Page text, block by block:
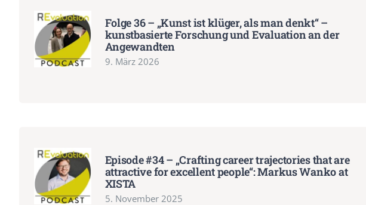
Folge 36 – „Kunst ist klüger, als man denkt“ –
kunstbasierte Forschung und Evaluation an der
Angewandten
9. März 2026
Episode #34 – „Crafting career trajectories that are
attractive for excellent people“: Markus Wanko at
XISTA
5. November 2025